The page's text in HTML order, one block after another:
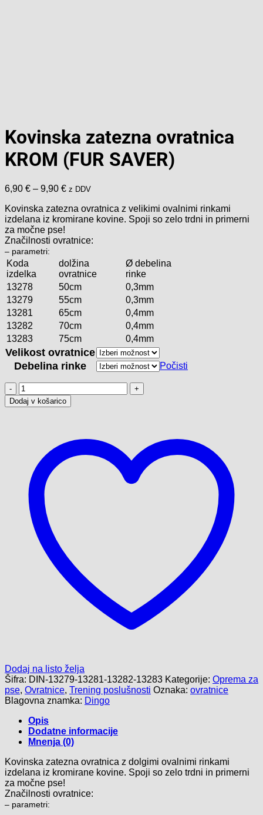
Kovinska zatezna ovratnica
KROM (FUR SAVER)
6,90 € – 9,90 €Cenovni
od
6,90 €
9,90 €
z DDV
Kovinska zatezna ovratnica z velikimi ovalnimi rinkami
izdelana iz kromirane kovine. Spoji so zelo trdni in primerni
za močne pse!
Značilnosti ovratnice:
– parametri:
Koda
izdelka
dolžina
ovratnice
Ø debelina
rinke
13278
50cm
0,3mm
13279
55cm
0,3mm
13281
65cm
0,4mm
13282
70cm
0,4mm
13283
75cm 0,4mm
Velikost ovratnice
Debelina rinke
Počisti
Kovinska
zatezna
ovratnica
količina
Dodaj v košarico
Dodaj na listo želja
Šifra: DIN-13279-13281-13282-13283 Kategorije: Oprema za
pse, Ovratnice, Trening poslušnosti Oznaka: ovratnice
Blagovna znamka: Dingo
Opis
Dodatne informacije
Mnenja (0)
Kovinska zatezna ovratnica z dolgimi ovalnimi rinkami
izdelana iz kromirane kovine. Spoji so zelo trdni in primerni
za močne pse!
Značilnosti ovratnice:
– parametri: